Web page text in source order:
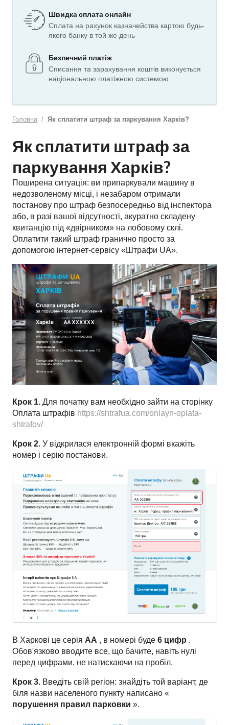
Швидка сплата онлайн
Сплата на рахунок казначейства картою будь-
якого банку в той же день
Безпечний платіж
Списання та зарахування коштів виконується
національною платіжною системою
Головна Як сплатити штраф за паркування Харків?
Як сплатити штраф за
паркування Харків?
Поширена ситуація: ви припаркували машину в
недозволеному місці, і незабаром отримали
постанову про штраф безпосередньо від інспектора
або, в разі вашої відсутності, акуратно складену
квитанцію під «двірником» на лобовому склі.
Оплатити такий штраф гранично просто за
допомогою інтернет-сервісу «Штрафи UA».
Крок 1. Для початку вам необхідно зайти на сторінку
Оплата штрафів https://shtrafua.com/onlayn-oplata-
shtrafov/
Крок 2. У відкрилася електронній формі вкажіть
номер і серію постанови.
В Харкові це серія АА , в номері буде 6 цифр .
Обов'язково вводите все, що бачите, навіть нулі
перед цифрами, не натискаючи на пробіл.
Крок 3. Введіть свій регіон: знайдіть той варіант, де
біля назви населеного пункту написано «
порушення правил парковки ».